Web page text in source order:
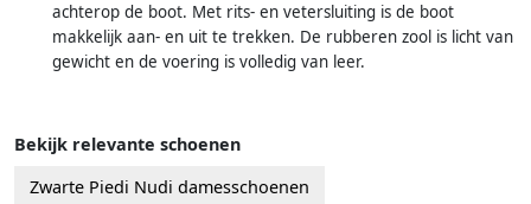
achterop de boot. Met rits- en vetersluiting is de boot
makkelijk aan- en uit te trekken. De rubberen zool is licht van
gewicht en de voering is volledig van leer.
Bekijk relevante schoenen
Zwarte Piedi Nudi damesschoenen